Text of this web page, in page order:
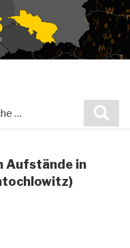
Aufstände in